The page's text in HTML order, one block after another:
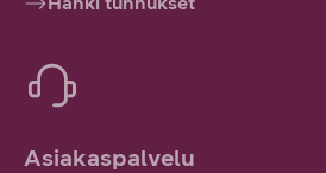
Asiakaspalvelu